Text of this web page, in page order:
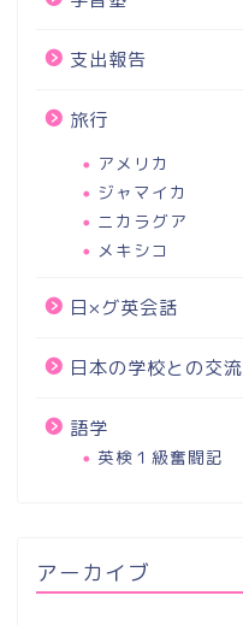
支出報告
旅行
アメリカ
ジャマイカ
ニカラグア
メキシコ
日×グ英会話
日本の学校との交流
語学
英検１級奮闘記
アーカイブ